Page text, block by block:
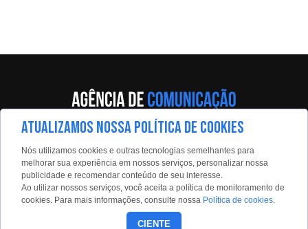
Av. Eng. Caetano Álvares, 55 - 5º andar
Limão, São Paulo, 02598-900
Contato:
estadaoconteudo@estadao.com
(11)99350-0439
ATUALIZAMOS NOSSA POLÍTICA DE COOKIES
Nós utilizamos cookies e outras tecnologias semelhantes para
melhorar sua experiência em nossos serviços, personalizar nossa
publicidade e recomendar conteúdo de seu interesse.
Ao utilizar nossos serviços, você aceita a política de monitoramento de
cookies. Para mais informações, consulte nossa Política de cookies.
CIENTE